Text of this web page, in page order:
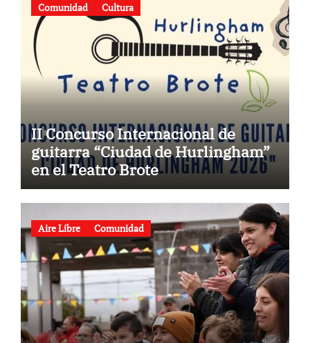
Comunidad Cultura
II Concurso Internacional de
guitarra “Ciudad de Hurlingham”
en el Teatro Brote
Aire Libre Comunidad